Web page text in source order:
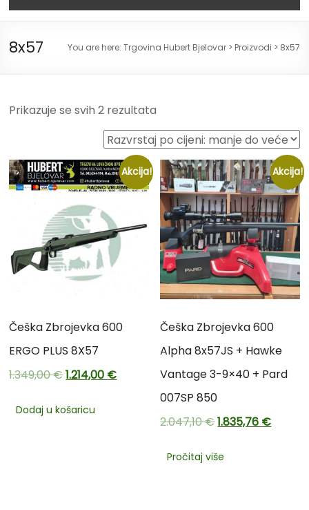
8x57 You are here: Trgovina Hubert Bjelovar> Proizvodi > 8x57
Prikazuje se svih 2 rezultata
Akcija!
Češka Zbrojevka 600
ERGO PLUS 8X57
1.349,00€1.214,00 €
Dodaj u košaricu
Akcija!
Češka Zbrojevka 600
Alpha 8x57JS + Hawke
Vantage 3-9×40 + Pard
007SP 850
2.047,10€1.835,76 €
Pročitaj više